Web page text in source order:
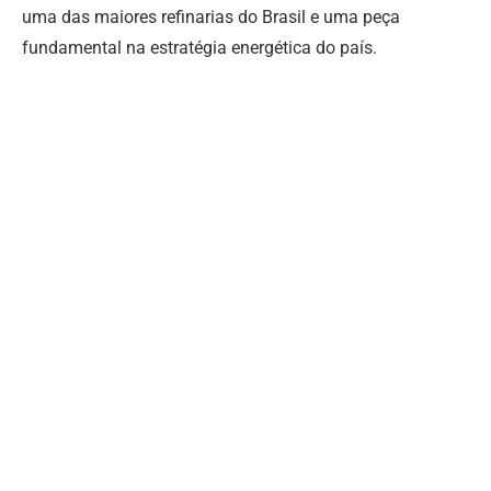
uma das maiores refinarias do Brasil e uma peça
fundamental na estratégia energética do país.